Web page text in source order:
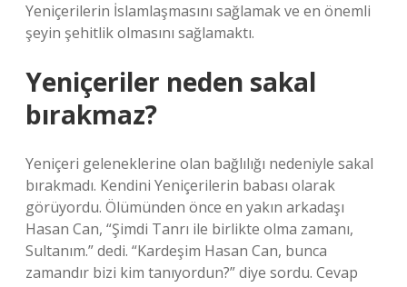
Yeniçerilerin İslamlaşmasını sağlamak ve en önemli
şeyin şehitlik olmasını sağlamaktı.
Yeniçeriler neden sakal
bırakmaz?
Yeniçeri geleneklerine olan bağlılığı nedeniyle sakal
bırakmadı. Kendini Yeniçerilerin babası olarak
görüyordu. Ölümünden önce en yakın arkadaşı
Hasan Can, “Şimdi Tanrı ile birlikte olma zamanı,
Sultanım.” dedi. “Kardeşim Hasan Can, bunca
zamandır bizi kim tanıyordun?” diye sordu. Cevap